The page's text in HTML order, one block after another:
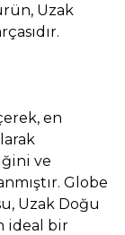
Uzak
en
ve
Globe
Uzak Doğu
ideal bir